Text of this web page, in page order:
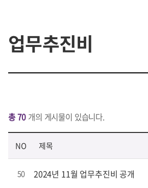
업무추진비
총 70 개의 게시물이 있습니다.
NO 제목
50 2024년 11월 업무추진비 공개